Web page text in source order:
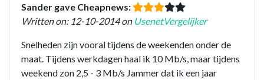
Sander gave Cheapnews:
Written on: 12-10-2014 on UsenetVergelijker
Snelheden zijn vooral tijdens de weekenden onder de
maat. Tijdens werkdagen haal ik 10 Mb/s, maar tijdens
weekend zon 2,5 - 3 Mb/s Jammer dat ik een jaar